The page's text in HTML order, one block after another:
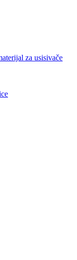
za usisivače